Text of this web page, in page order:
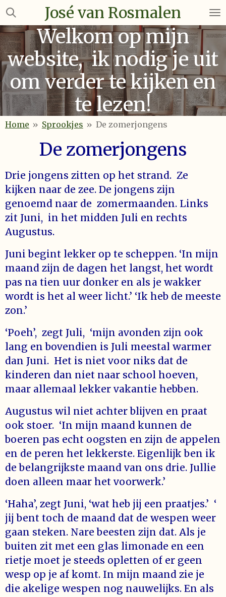
Ga
naar
de
hoofdinhoud
José van Rosmalen
Welkom op mijn
website, ik nodig je uit
om verder te kijken en
te lezen!
Home » Sprookjes » De zomerjongens
De zomerjongens
Drie jongens zitten op het strand. Ze
kijken naar de zee. De jongens zijn
genoemd naar de zomermaanden. Links
zit Juni, in het midden Juli en rechts
Augustus.
Juni begint lekker op te scheppen. ‘In mijn
maand zijn de dagen het langst, het wordt
pas na tien uur donker en als je wakker
wordt is het al weer licht.’ ‘Ik heb de meeste
zon.’
‘Poeh’, zegt Juli, ‘mijn avonden zijn ook
lang en bovendien is Juli meestal warmer
dan Juni. Het is niet voor niks dat de
kinderen dan niet naar school hoeven,
maar allemaal lekker vakantie hebben.
Augustus wil niet achter blijven en praat
ook stoer. ‘In mijn maand kunnen de
boeren pas echt oogsten en zijn de appelen
en de peren het lekkerste. Eigenlijk ben ik
de belangrijkste maand van ons drie. Jullie
doen alleen maar het voorwerk.’
‘Haha’, zegt Juni, ‘wat heb jij een praatjes.’ ‘
jij bent toch de maand dat de wespen weer
gaan steken. Nare beesten zijn dat. Als je
buiten zit met een glas limonade en een
rietje moet je steeds opletten of er geen
wesp op je af komt. In mijn maand zie je
die akelige wespen nog nauwelijks. En als